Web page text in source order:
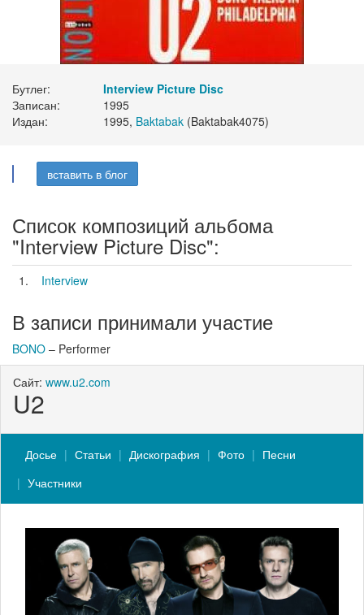
Бутлег:
Interview Picture Disc
Записан:
1995
Издан:
1995, Baktabak (Baktabak4075)
вставить в блог
Список композиций альбома
"Interview Picture Disc":
1. Interview
В записи принимали участие
BONO – Performer
Сайт: www.u2.com
U2
Досье Статьи Дискография Фото
Песни
Участники